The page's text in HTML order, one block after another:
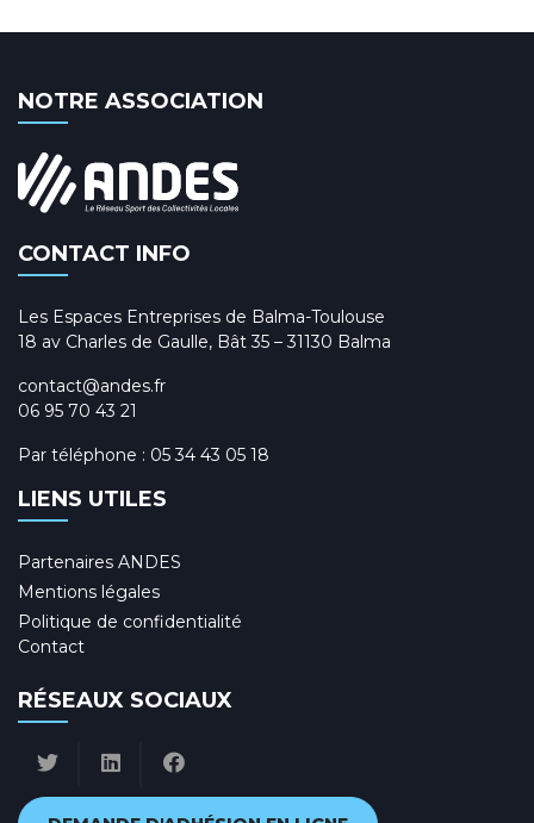
NOTRE ASSOCIATION
CONTACT INFO
Les Espaces Entreprises de Balma-Toulouse
18 av Charles de Gaulle, Bât 35 – 31130 Balma
contact@andes.fr
06 95 70 43 21
Par téléphone : 05 34 43 05 18
LIENS UTILES
Partenaires ANDES
Mentions légales
Politique de confidentialité
Contact
RÉSEAUX SOCIAUX